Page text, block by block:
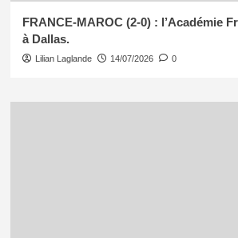
FRANCE-MAROC (2-0) : l’Académie
à Dallas.
Lilian Laglande 14/07/2026 0